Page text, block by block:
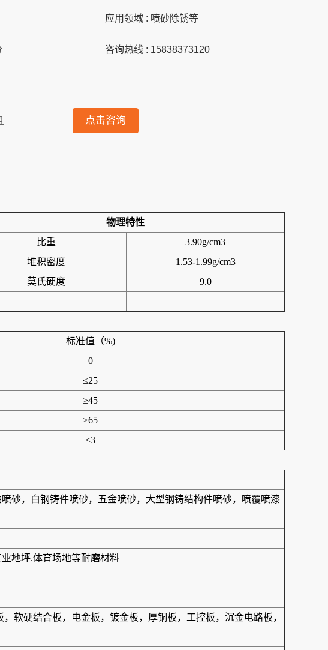
应用领域 : 喷砂除锈等
咨询热线 : 15838373120
点击咨询
物理特性
比重
3.90g/cm3
堆积密度
1.53-1.99g/cm3
莫氏硬度
9.0
标准值（%)
0
≤25
≥45
≥65
<3
砂，白钢铸件喷砂，五金喷砂，大型钢铸结构件喷砂，喷覆喷漆
地坪.体育场地等耐磨材料
软硬结合板，电金板，镀金板，厚铜板，工控板，沉金电路板，